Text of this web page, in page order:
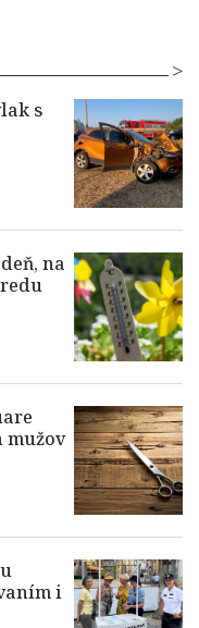
s
na
mužov
i